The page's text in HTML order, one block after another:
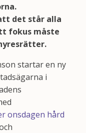
det står alla
fokus måste
startar en ny
i
onsdagen hård